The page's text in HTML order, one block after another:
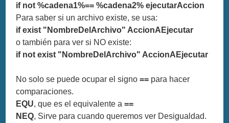
if not %cadena1%== %cadena2% ejecutarAccion
Para saber si un archivo existe, se usa:
if exist "NombreDelArchivo" AccionAEjecutar
o también para ver si NO existe:
if not exist "NombreDelArchivo" AccionAEjecutar
No solo se puede ocupar el signo== para hacer
comparaciones.
EQU, que es el equivalente a==
NEQ, Sirve para cuando queremos ver Desigualdad.